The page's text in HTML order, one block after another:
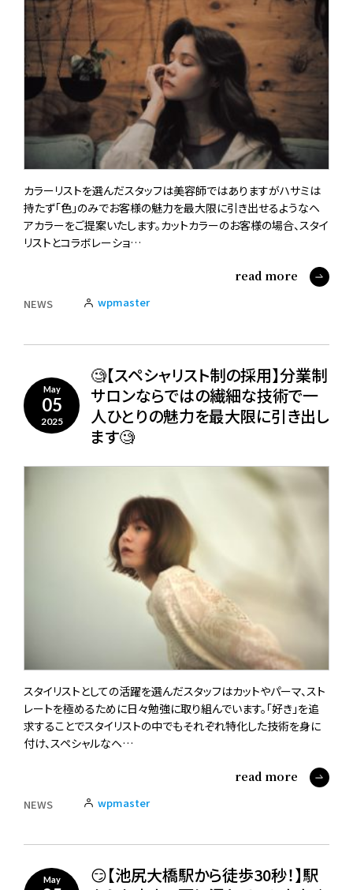
カラーリストを選んだスタッフは美容師ではありますがハサミは
持たず「色」のみでお客様の魅力を最大限に引き出せるようなヘ
アカラーをご提案いたします。カットカラーのお客様の場合、スタイ
リストとコラボレーショ…
read more
NEWS wpmaster
May
05
2025
🧐【スペシャリスト制の採用】分業制
サロンならではの繊細な技術で一
人ひとりの魅力を最大限に引き出し
ます🧐
スタイリストとしての活躍を選んだスタッフはカットやパーマ、スト
レートを極めるために日々勉強に取り組んでいます。「好き」を追
求することでスタイリストの中でもそれぞれ特化した技術を身に
付け、スペシャルなヘ…
read more
NEWS wpmaster
May
😏【池尻大橋駅から徒歩30秒！】駅